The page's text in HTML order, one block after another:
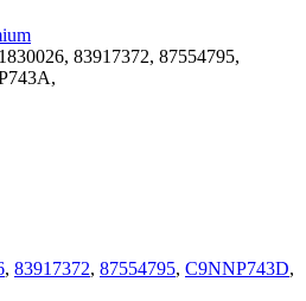
83917372, 87554795,
, 83917372, 87554795, C9NNP743D,